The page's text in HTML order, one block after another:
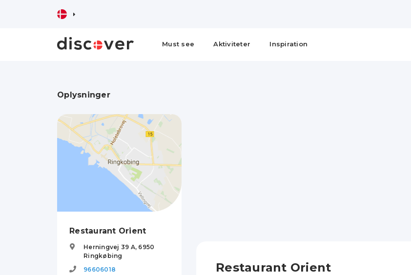
Must see Aktiviteter Inspiration
Oplysninger
Restaurant Orient
Herningvej 39 A, 6950
Ringkøbing
96606018
Restaurant Orient